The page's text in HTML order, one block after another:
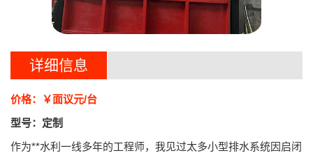
详细信息
价格：￥面议元/台
型号：定制
作为**水利一线多年的工程师，我见过太多小型排水系统因启闭